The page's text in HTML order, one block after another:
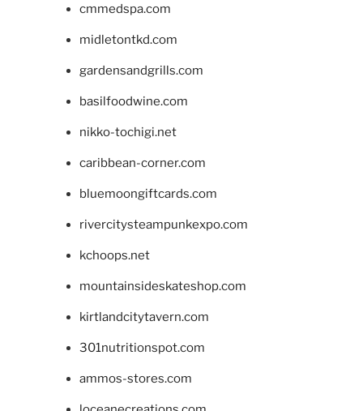
cmmedspa.com
midletontkd.com
gardensandgrills.com
basilfoodwine.com
nikko-tochigi.net
caribbean-corner.com
bluemoongiftcards.com
rivercitysteampunkexpo.com
kchoops.net
mountainsideskateshop.com
kirtlandcitytavern.com
301nutritionspot.com
ammos-stores.com